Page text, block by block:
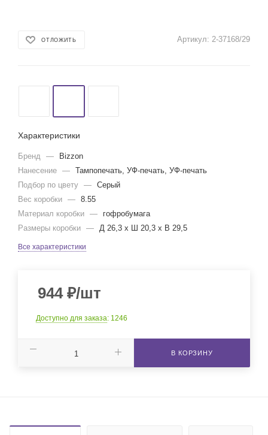
ОТЛОЖИТЬ Артикул: 2-37168/29
Характеристики
Бренд —
Bizzon
Нанесение — Тампопечать, УФ-печать, УФ-печать
Подбор по цвету — Серый
Вес коробки — 8.55
Материал коробки —
гофробумага
Размеры коробки — Д 26,3 x Ш 20,3 x В 29,5
Все характеристики
944₽/шт
Доступно для заказа: 1246
В КОРЗИНУ